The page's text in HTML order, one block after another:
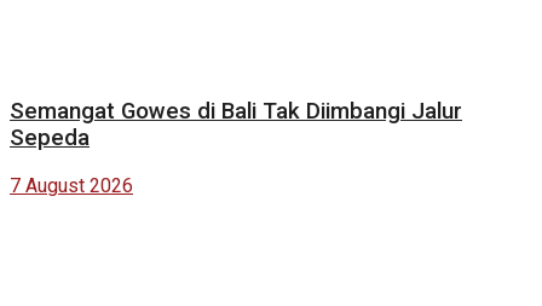
Semangat Gowes di Bali Tak Diimbangi Jalur
Sepeda
7 August 2026